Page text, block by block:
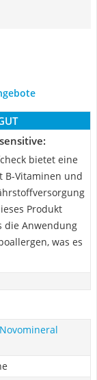
bietet eine
B-Vitaminen und
Produkt
die Anwendung
was es